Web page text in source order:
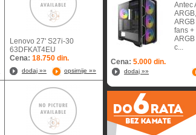
Lenovo 27' S27i-30
63DFKAT4EU
Cena: 18.750 din.
dodaj »» opsirnije »»
Antec
ARGB
fans +
ARGB
c...
Cena: 5.000 din.
dodaj »»